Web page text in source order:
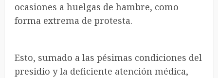
ocasiones a huelgas de hambre, como
forma extrema de protesta.
Esto, sumado a las pésimas condiciones del
presidio y la deficiente atención médica,